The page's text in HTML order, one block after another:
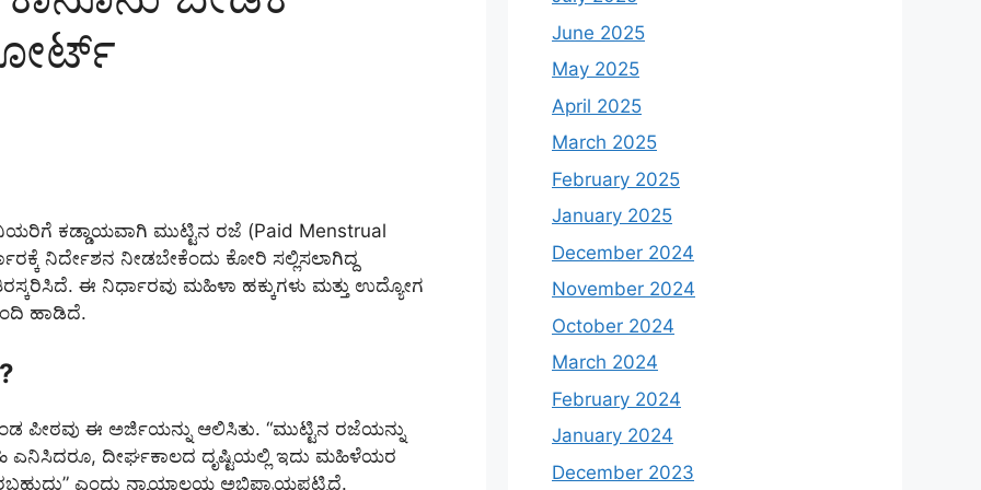
ಕಡ್ಡಾಯವಾಗಿ ಮುಟ್ಟಿನ ರಜೆ (Paid Menstrual
ನಿರ್ದೇಶನ ನೀಡಬೇಕೆಂದು ಕೋರಿ ಸಲ್ಲಿಸಲಾಗಿದ್ದ
ಈ ನಿರ್ಧಾರವು ಮಹಿಳಾ ಹಕ್ಕುಗಳು ಮತ್ತು ಉದ್ಯೋಗ
ಹಾಡಿದೆ.
ಪೀಠವು ಈ ಅರ್ಜಿಯನ್ನು ಆಲಿಸಿತು. “ಮುಟ್ಟಿನ ರಜೆಯನ್ನು
ಎನಿಸಿದರೂ, ದೀರ್ಘಕಾಲದ ದೃಷ್ಟಿಯಲ್ಲಿ ಇದು ಮಹಿಳೆಯರ
ಎಂದು ನ್ಯಾಯಾಲಯ ಅಭಿಪ್ರಾಯಪಟ್ಟಿದೆ.
June 2025
May 2025
April 2025
March 2025
February 2025
January 2025
December 2024
November 2024
October 2024
March 2024
February 2024
January 2024
December 2023